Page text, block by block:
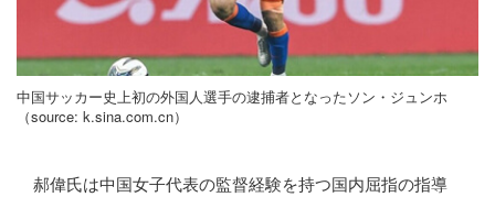
中国サッカー史上初の外国人選手の逮捕者となったソン・ジュンホ
（source: k.sina.com.cn）
郝偉氏は中国女子代表の監督経験を持つ国内屈指の指導